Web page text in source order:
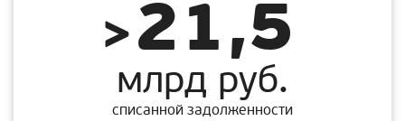
>21,5
млрд руб.
списанной задолженности